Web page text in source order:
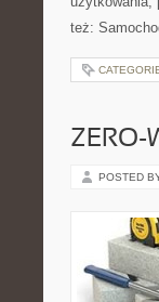
też:
ZERO-
POSTED